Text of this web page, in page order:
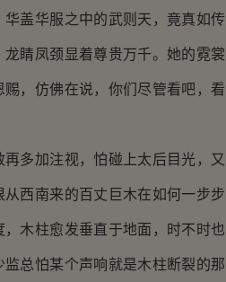
盖华服之中的武则天，竟真如传
睛凤颈显着尊贵万千。她的霓裳
，仿佛在说，你们尽管看吧，看
多加注视，怕碰上太后目光，又
西南来的百丈巨木在如何一步步
木柱愈发垂直于地面，时不时也
总怕某个声响就是木柱断裂的那